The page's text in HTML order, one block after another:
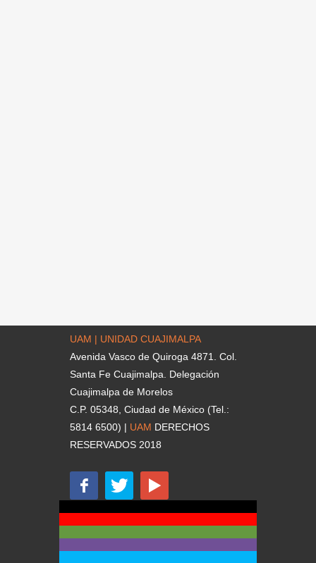
UAM | UNIDAD CUAJIMALPA
Avenida Vasco de Quiroga 4871. Col.
Santa Fe Cuajimalpa. Delegación
Cuajimalpa de Morelos
C.P. 05348, Ciudad de México (Tel.:
5814 6500) | UAM DERECHOS
RESERVADOS 2018